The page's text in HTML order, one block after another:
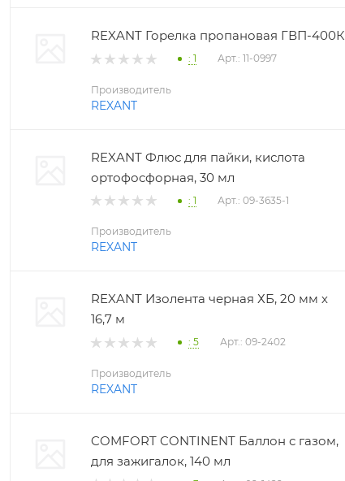
REXANT Горелка пропановая ГВП-400К
: 1 Арт.: 11-0997
Производитель
REXANT
REXANT Флюс для пайки, кислота
ортофосфорная, 30 мл
: 1 Арт.: 09-3635-1
Производитель
REXANT
REXANT Изолента черная ХБ, 20 мм х
16,7 м
: 5 Арт.: 09-2402
Производитель
REXANT
COMFORT CONTINENT Баллон с газом,
для зажигалок, 140 мл